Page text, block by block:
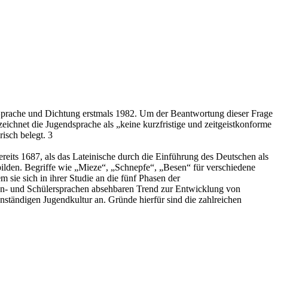
und Dichtung erstmals 1982. Um der Beantwortung dieser Frage
die Jugendsprache als „keine kurzfristige und zeitgeistkonforme
belegt. 3
1687, als das Lateinische durch die Einführung des Deutschen als
Begriffe wie „Mieze“, „Schnepfe“, „Besen“ für verschiedene
sie sich in ihrer Studie an die fünf Phasen der
und Schülersprachen absehbaren Trend zur Entwicklung von
Jugendkultur an. Gründe hierfür sind die zahlreichen